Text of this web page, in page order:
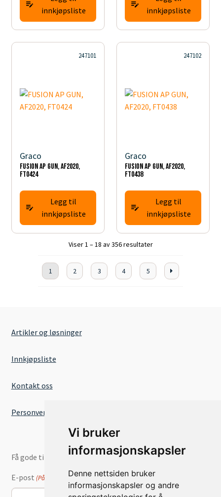
Vi bruker
informasjonskapsler
Denne nettsiden bruker
informasjonskapsler og andre
innkjøpsliste
innkjøpsliste
247101
Graco
FUSION AP GUN, AF2020,
FT0424
Legg til
innkjøpsliste
247102
Graco
FUSION AP GUN, AF2020,
FT0438
Legg til
innkjøpsliste
Viser 1 – 18 av 356 resultater
1 2 3 4 5
Artikler og løsninger
Innkjøpsliste
Kontakt oss
Personvernserklæring
Få gode tilbud og nyheter på e-post
E-post (Påkrevd)